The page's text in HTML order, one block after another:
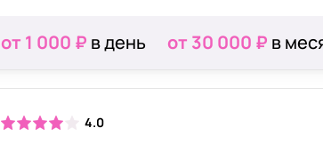
от 1 000 ₽ в день от 30 000 ₽ в
4.0